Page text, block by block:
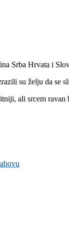
Srba Hrvata i
su želju da
ali srcem ravan